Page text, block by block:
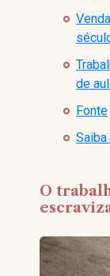
de
Fonte
O